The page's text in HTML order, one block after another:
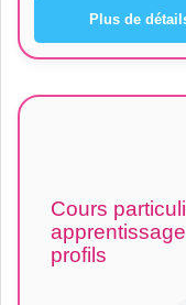
Plus de
Cours
profils